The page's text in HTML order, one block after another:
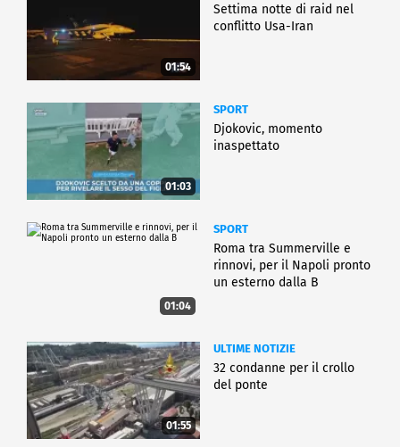
01:54
Settima notte di raid nel
conflitto Usa-Iran
01:03
SPORT
Djokovic, momento
inaspettato
01:04
SPORT
Roma tra Summerville e
rinnovi, per il Napoli pronto
un esterno dalla B
01:55
ULTIME NOTIZIE
32 condanne per il crollo
del ponte